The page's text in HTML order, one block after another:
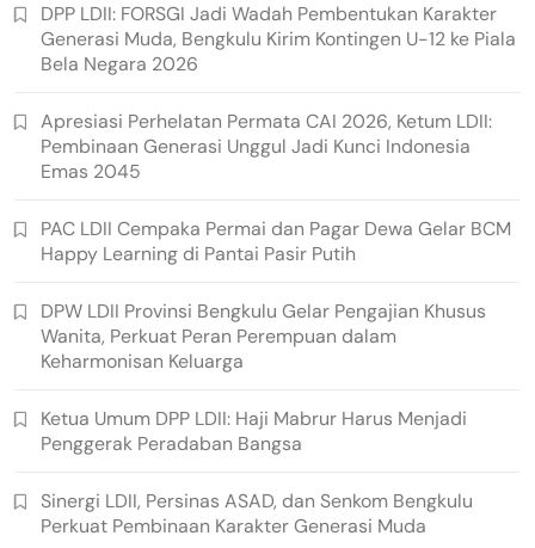
DPP LDII: FORSGI Jadi Wadah Pembentukan Karakter
Generasi Muda, Bengkulu Kirim Kontingen U-12 ke Piala
Bela Negara 2026
Apresiasi Perhelatan Permata CAI 2026, Ketum LDII:
Pembinaan Generasi Unggul Jadi Kunci Indonesia
Emas 2045
PAC LDII Cempaka Permai dan Pagar Dewa Gelar BCM
Happy Learning di Pantai Pasir Putih
DPW LDII Provinsi Bengkulu Gelar Pengajian Khusus
Wanita, Perkuat Peran Perempuan dalam
Keharmonisan Keluarga
Ketua Umum DPP LDII: Haji Mabrur Harus Menjadi
Penggerak Peradaban Bangsa
Sinergi LDII, Persinas ASAD, dan Senkom Bengkulu
Perkuat Pembinaan Karakter Generasi Muda